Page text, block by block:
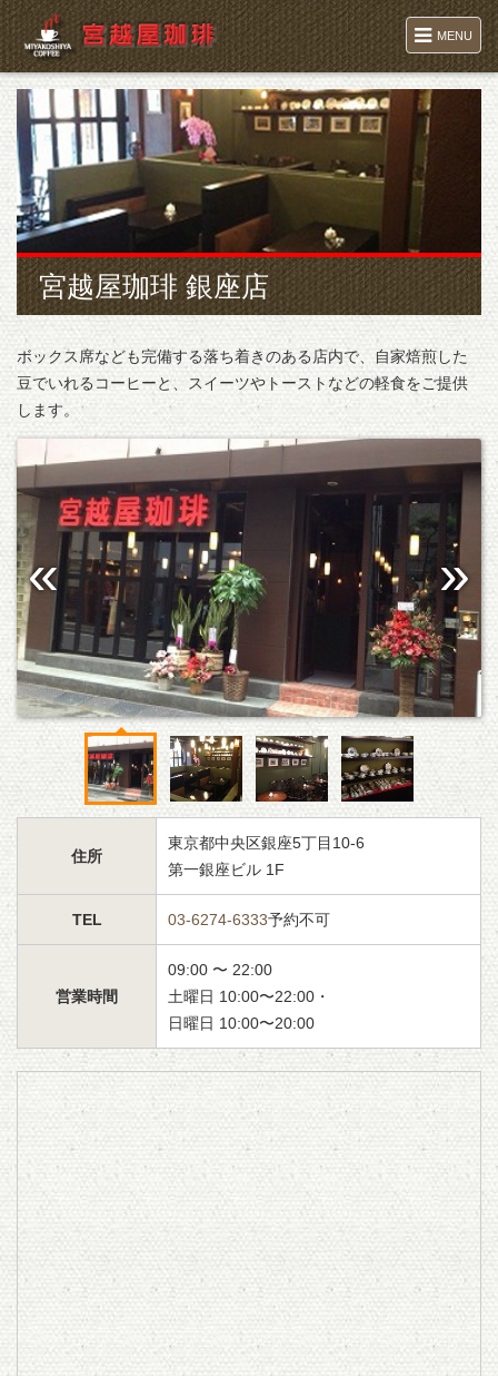
MENU
宮越屋珈琲 銀座店
ボックス席なども完備する落ち着きのある店内で、自家焙煎した
豆でいれるコーヒーと、スイーツやトーストなどの軽食をご提供
します。
住所
東京都中央区銀座5丁目10-6
第一銀座ビル 1F
TEL 03-6274-6333予約不可
営業時間
09:00 〜 22:00
土曜日 10:00〜22:00・
日曜日 10:00〜20:00